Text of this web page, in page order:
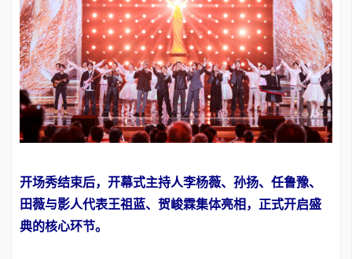
开场秀结束后，开幕式主持人李杨薇、孙扬、任鲁豫、
田薇与影人代表王祖蓝、贺峻霖集体亮相，正式开启盛
典的核心环节。